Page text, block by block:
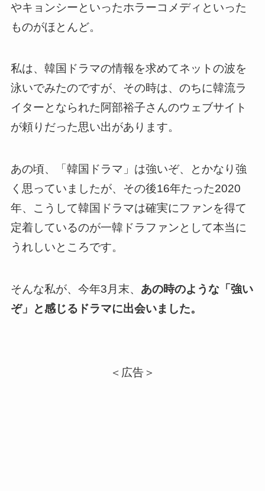
やキョンシーといったホラーコメディといった
ものがほとんど。
私は、韓国ドラマの情報を求めてネットの波を
泳いでみたのですが、その時は、のちに韓流ラ
イターとなられた阿部裕子さんのウェブサイト
が頼りだった思い出があります。
あの頃、
「韓国ドラマ」は強いぞ、とかなり強
く思っていましたが、その後16年たった2020
年、こうして韓国ドラマは確実にファンを得て
定着しているのが一韓ドラファンとして本当に
うれしいところです。
そんな私が、今年3月末、 あの時のような「強い
ぞ」と感じるドラマに出会いました。
＜広告＞